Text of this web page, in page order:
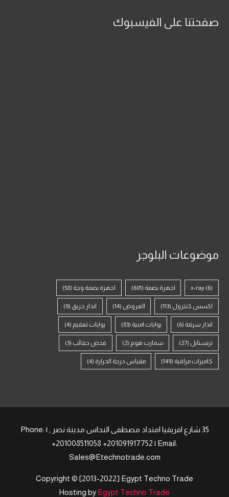
صفحتنا على الفيسبوك
موضوعات البلوجر
x-ray(6) اجهزة بصمة(601) اجهزة بصمة وجة(58)
اكسس كنترول (113) العروض (14) انذار حريق(9)
انذار سرقة(6) بوابات امنية(83) بوابات تعقيم(4)
ترنستايل (27) سمارت هوم(2) فحص حقائب(3)
كاميرات مراقبة(149) مقياس درجة الحرارة(4)
35 شارع افريقيا امتداد مصطفى النحاس مدينة نصر , | Phone:
+201008511058 +201091917752 | Email:
Sales@Etechnotrade.com
Copyright © [2013-2022] Egypt Techno Trade
Hosting byEgypt Techno Trade